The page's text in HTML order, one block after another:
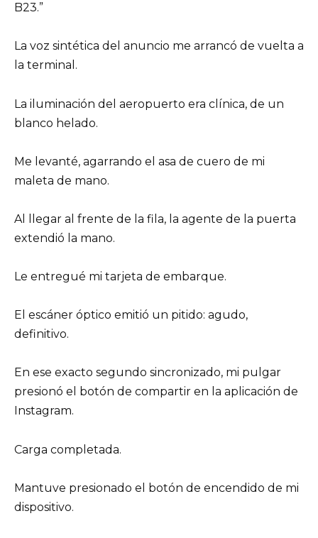
B23.”
La voz sintética del anuncio me arrancó de vuelta a
la terminal.
La iluminación del aeropuerto era clínica, de un
blanco helado.
Me levanté, agarrando el asa de cuero de mi
maleta de mano.
Al llegar al frente de la fila, la agente de la puerta
extendió la mano.
Le entregué mi tarjeta de embarque.
El escáner óptico emitió un pitido: agudo,
definitivo.
En ese exacto segundo sincronizado, mi pulgar
presionó el botón de compartir en la aplicación de
Instagram.
Carga completada.
Mantuve presionado el botón de encendido de mi
dispositivo.